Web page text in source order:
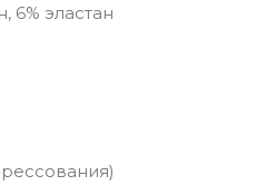
6% эластан